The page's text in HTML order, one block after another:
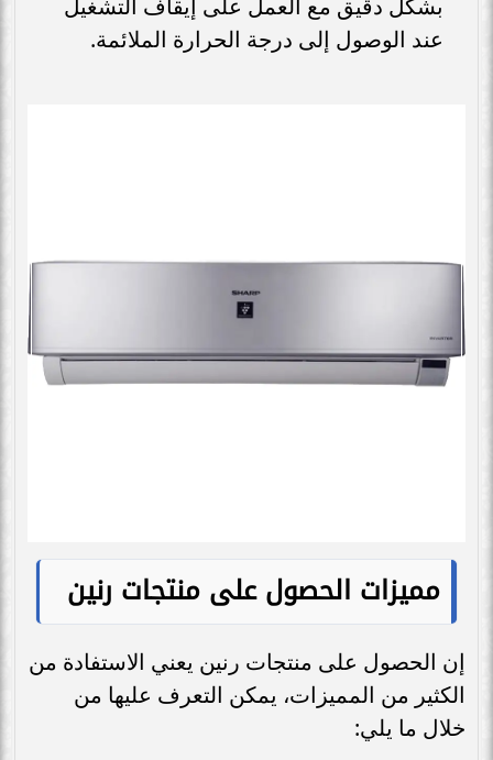
بشكل دقيق مع العمل على إيقاف التشغيل
عند الوصول إلى درجة الحرارة الملائمة.
مميزات الحصول على منتجات رنين
إن الحصول على منتجات رنين يعني الاستفادة من
الكثير من المميزات، يمكن التعرف عليها من
خلال ما يلي: